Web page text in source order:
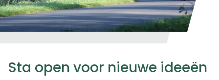
Sta open voor nieuwe ideeën